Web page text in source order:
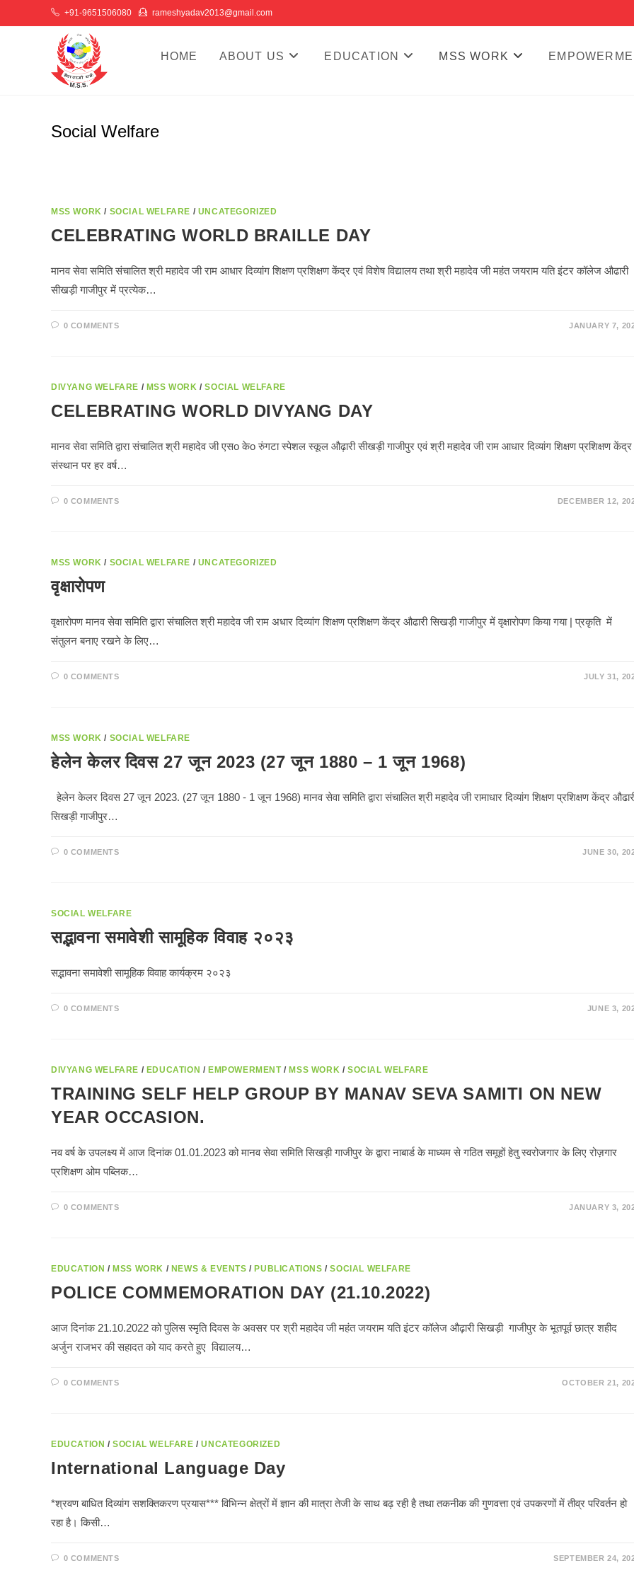
to
+91-9651506080 rameshyadav2013@gmail.com
HOME ABOUT US EDUCATION MSS WORK
Social Welfare
MSS WORK / SOCIAL WELFARE / UNCATEGORIZED
CELEBRATING WORLD BRAILLE DAY
मानव सेवा समिति संचालित श्री महादेव जी राम आधार दिव्यांग शिक्षण प्रशिक्षण केंद्र एवं विशेष विद्यालय तथा श्री महादेव जी महंत जयराम यति इंटर कॉलेज औढारी
सीखड़ी गाजीपुर में प्रत्येक…
0 COMMENTS JANUARY 7,
DIVYANG WELFARE / MSS WORK /SOCIAL WELFARE
CELEBRATING WORLD DIVYANG DAY
मानव सेवा समिति द्वारा संचालित श्री महादेव जी एसo केo रुंगटा स्पेशल स्कूल औढ़ारी सीखड़ी गाजीपुर एवं श्री महादेव जी राम आधार दिव्यांग शिक्षण प्रशिक्षण केंद्र
संस्थान पर हर वर्ष…
0 COMMENTS DECEMBER 12,
MSS WORK / SOCIAL WELFARE / UNCATEGORIZED
वृक्षारोपण
वृक्षारोपण मानव सेवा समिति द्वारा संचालित श्री महादेव जी राम अधार दिव्यांग शिक्षण प्रशिक्षण केंद्र औढारी सिखड़ी गाजीपुर में वृक्षारोपण किया गया | प्रकृति में
संतुलन बनाए रखने के लिए…
0 COMMENTS JULY 31,
MSS WORK / SOCIAL WELFARE
हेलेन केलर दिवस 27 जून 2023 (27 जून 1880 – 1 जून 1968)
हेलेन केलर दिवस 27 जून 2023. (27 जून 1880 - 1 जून 1968) मानव सेवा समिति द्वारा संचालित श्री महादेव जी रामाधार दिव्यांग शिक्षण प्रशिक्षण केंद्र
सिखड़ी गाजीपुर…
0 COMMENTS JUNE 30,
SOCIAL WELFARE
सद्भावना समावेशी सामूहिक विवाह २०२३
सद्भावना समावेशी सामूहिक विवाह कार्यक्रम २०२३
0 COMMENTS JUNE 3,
DIVYANG WELFARE / EDUCATION / EMPOWERMENT/ MSS WORK /SOCIAL WELFARE
TRAINING SELF HELP GROUP BY MANAV SEVA SAMITI ON NEW
YEAR OCCASION.
नव वर्ष के उपलक्ष्य में आज दिनांक 01.01.2023 को मानव सेवा समिति सिखड़ी गाजीपुर के द्वारा नाबार्ड के माध्यम से गठित समूहों हेतु स्वरोजगार के लिए रोज़गार
प्रशिक्षण ओम पब्लिक…
0 COMMENTS JANUARY 3,
EDUCATION / MSS WORK / NEWS & EVENTS / PUBLICATIONS /SOCIAL WELFARE
POLICE COMMEMORATION DAY (21.10.2022)
आज दिनांक 21.10.2022 को पुलिस स्मृति दिवस के अवसर पर श्री महादेव जी महंत जयराम यति इंटर कॉलेज औढ़ारी सिखड़ी गाजीपुर के भूतपूर्व छात्र शहीद
अर्जुन राजभर की सहादत को याद करते हुए विद्यालय…
0 COMMENTS OCTOBER 21,
EDUCATION /SOCIAL WELFARE /UNCATEGORIZED
International Language Day
*श्रवण बाधित दिव्यांग सशक्तिकरण प्रयास*** विभिन्न क्षेत्रों में ज्ञान की मात्रा तेजी के साथ बढ़ रही है तथा तकनीक की गुणवत्ता एवं उपकरणों में तीव्र परिवर्तन हो
रहा है। किसी…
0 COMMENTS SEPTEMBER 24,